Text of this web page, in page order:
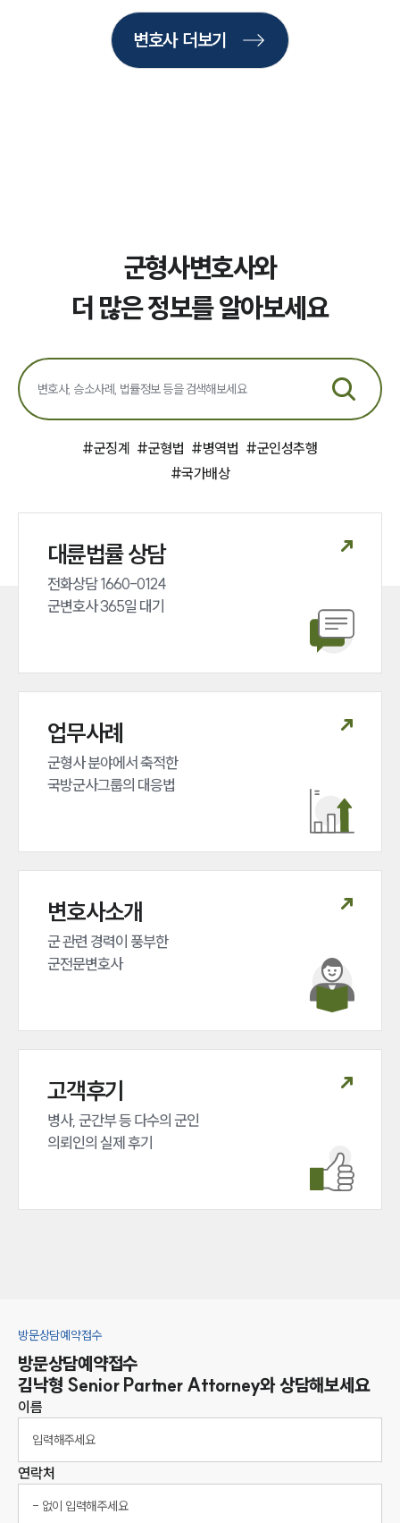
업무사례
주요 업무사례
사례분석/최신동향
구성원 소개
소식/자료
언론보도
공지사항
법률 블로그
법률서식
세미나
대륜법률상담예약
대륜법률상담예약
변호사 더보기
군형사변호사와
더 많은 정보를 알아보세요
#군징계 #군형법 #병역법 #군인성추행
#국가배상
대륜법률 상담
전화상담 1660-0124
군변호사 365일 대기
업무사례
군형사 분야에서 축적한
국방군사그룹의 대응법
변호사소개
군 관련 경력이 풍부한
군전문변호사
고객후기
병사, 군간부 등 다수의 군인
의뢰인의 실제 후기
방문상담예약접수
방문상담예약접수
김낙형 Senior Partner Attorney와 상담해보세요
이름
연락처